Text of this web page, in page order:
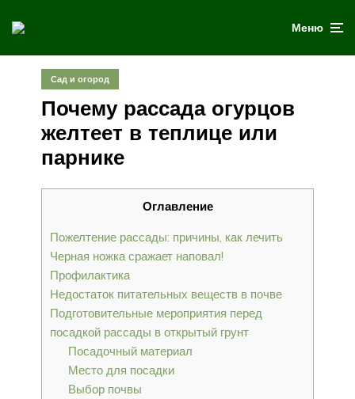
Меню
Сад и огород
Почему рассада огурцов
желтеет в теплице или
парнике
Оглавление
Пожелтение рассады: причины, как лечить
Черная ножка сражает наповал!
Профилактика
Недостаток питательных веществ в почве
Подготовительные мероприятия перед
посадкой рассады в открытый грунт
Посадочный материал
Место для посадки
Выбор почвы